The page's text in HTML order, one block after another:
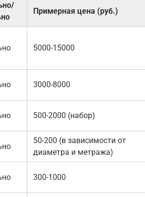
Примерная цена (руб.)
5000-15000
3000-8000
500-2000 (набор)
50-200 (в зависимости от
диаметра и метража)
300-1000